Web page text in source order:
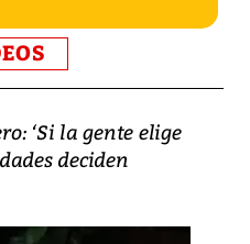
‘Si la gente elige
deciden